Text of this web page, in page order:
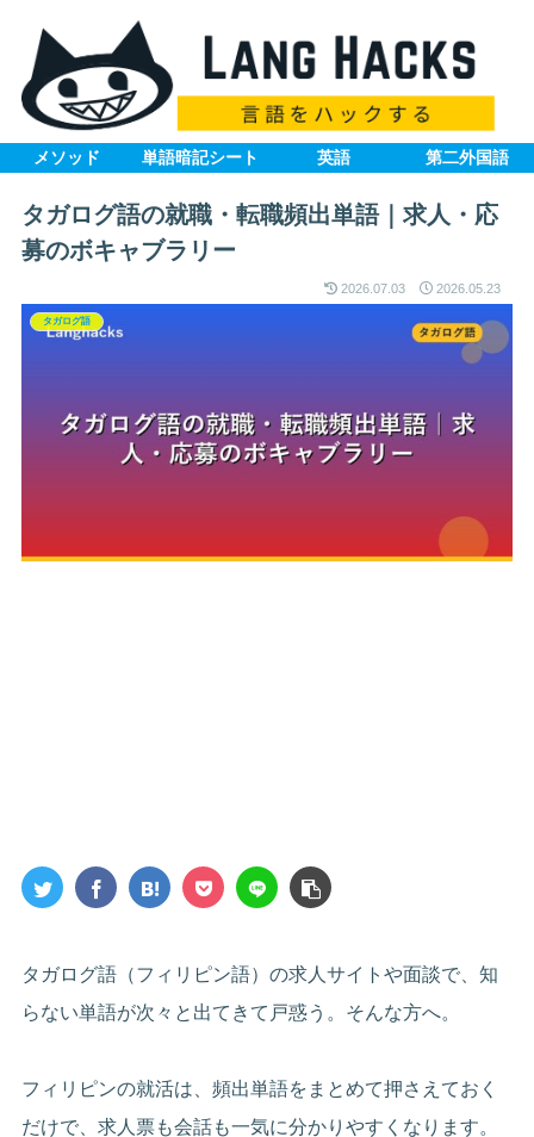
メソッド 単語暗記シート 英語 第二外国語
タガログ語の就職・転職頻出単語｜求人・応
募のボキャブラリー
2026.07.03 2026.05.23
タガログ語
タガログ語（フィリピン語）の求人サイトや面談で、知
らない単語が次々と出てきて戸惑う。そんな方へ。
フィリピンの就活は、頻出単語をまとめて押さえておく
だけで、求人票も会話も一気に分かりやすくなります。